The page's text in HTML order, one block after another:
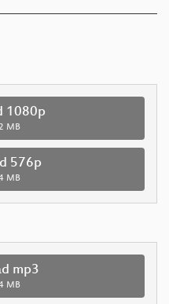
1080p
MB
576p
MB
mp3
MB